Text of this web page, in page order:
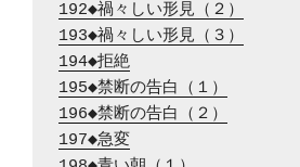
192◆禍々しい形見（２）
193◆禍々しい形見（３）
194◆拒絶
195◆禁断の告白（１）
196◆禁断の告白（２）
197◆急変